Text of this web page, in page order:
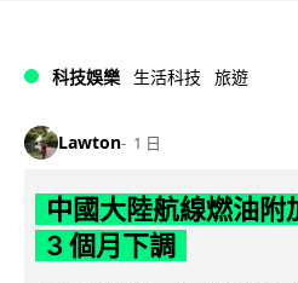
科技娛樂 生活科技 旅遊
Lawton 1 日
中國大陸航線燃油附
3 個月下調